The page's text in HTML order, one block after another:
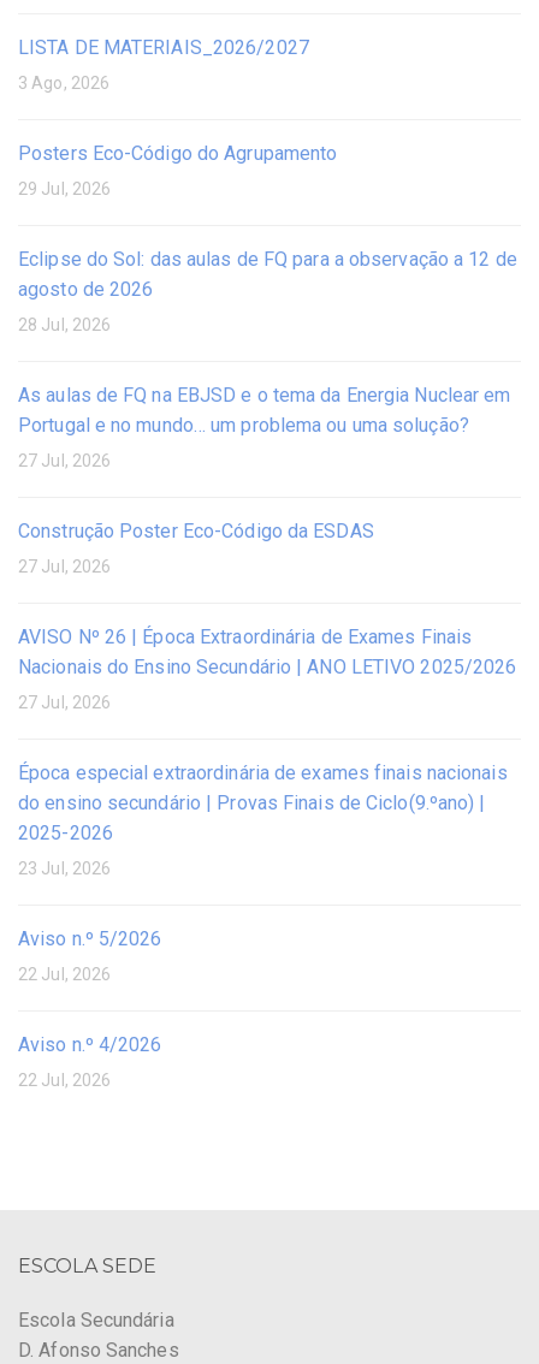
LISTA DE MATERIAIS_2026/2027
3 Ago, 2026
Posters Eco-Código do Agrupamento
29 Jul, 2026
Eclipse do Sol: das aulas de FQ para a observação a 12 de
agosto de 2026
28 Jul, 2026
As aulas de FQ na EBJSD e o tema da Energia Nuclear em
Portugal e no mundo… um problema ou uma solução?
27 Jul, 2026
Construção Poster Eco-Código da ESDAS
27 Jul, 2026
AVISO Nº 26 | Época Extraordinária de Exames Finais
Nacionais do Ensino Secundário | ANO LETIVO 2025/2026
27 Jul, 2026
Época especial extraordinária de exames finais nacionais
do ensino secundário | Provas Finais de Ciclo(9.ºano) |
2025-2026
23 Jul, 2026
Aviso n.º 5/2026
22 Jul, 2026
Aviso n.º 4/2026
22 Jul, 2026
ESCOLA SEDE
Escola Secundária
D. Afonso Sanches